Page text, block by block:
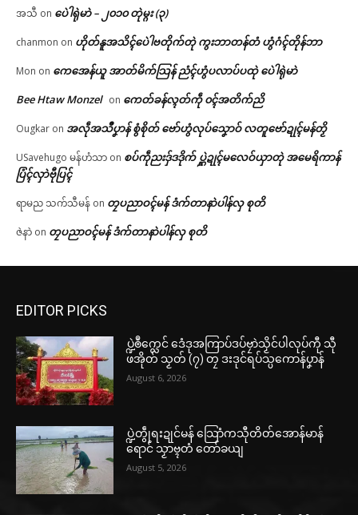
အသီ on ပေဲါရုဲမာဲ – ၂၀၁၀ တုဲမ္ဂး (၃)
chanmon on ဟိုတ်နူအသိၚ်ပေဲါဗတိုက်တုဲ ကွးဘာတန်တံ ဟွံဂံၚ်တိုန်ဘာ
Mon on ကေအေန်ယူ အာတ်မိက်သြန် ညံၚ်ဟွံပလာပ်ပထုဲ ပေဲါရုဲမာဲ
Bee Htaw Monzel on ကေတ်ခန်လ္ၚတ်ကဵု ၀ၚ်အတိက်ညိ
Ougkar on အလဵုအသဳပၞာန် စွံစိုတ် ဗော်ဟွံလုပ်သၞောဝ် လတူဗော်ဍုၚ်မန်တၟိ
USavehugo မန်ဟံသာ on စပ်ကဵုညးဒှ်ဒဒိုက် ပ္ဋဲဍုၚ်မလေဝ်ယှာတုဲ အမေရိကာန်
ပြံၚ်လှာဲဗီုပြၚ်
ရာမည သက်သီမန် on တၠပညာဝၚ်မန် ဒံက်တာနာဲပါန်လှ စုတိ
ဇဲနာဲ on တၠပညာဝၚ်မန် ဒံက်တာနာဲပါန်လှ စုတိ
EDITOR PICKS
ပ္ဍဲၜဳက္လေင် ဒေံဒုအကြာပ်ဒပ်ဗၠာဲသၟိင်ပါလုပ်ကီု သီု
ဖအိုတ် သၟတ် (၇) တၠ ဒးဒုင်ရပ်သ္ပကောန်ပၞာန်
August 6, 2026
ပ္ဍဲတွဵုရးဍုင်မန် သြောံကသီုတိတ်အောန်မာန်
ရောင် သၟာဗ္ၚတံ တော်ခယျ
August 5, 2026